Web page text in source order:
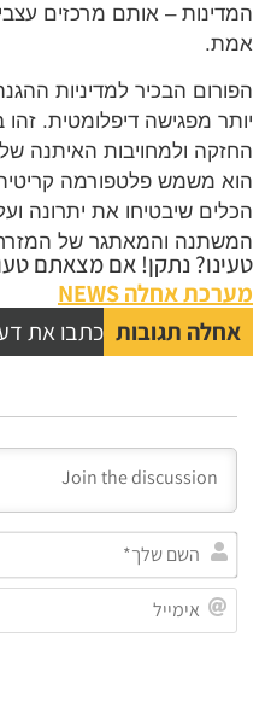
המדינות – אותם מרכזים
אמת.
הפורום הבכיר למדיניות
יותר מפגישה דיפלומטית.
החזקה ולמחויבות האיתנה
הוא משמש פלטפורמה קריטית
הכלים שיבטיחו את יתרונה
המשתנה והמאתגר של המזרח
טעינו? נתקן! אם מצאתם
מערכת אחלה NEWS
אחלה תגובות כתבו את